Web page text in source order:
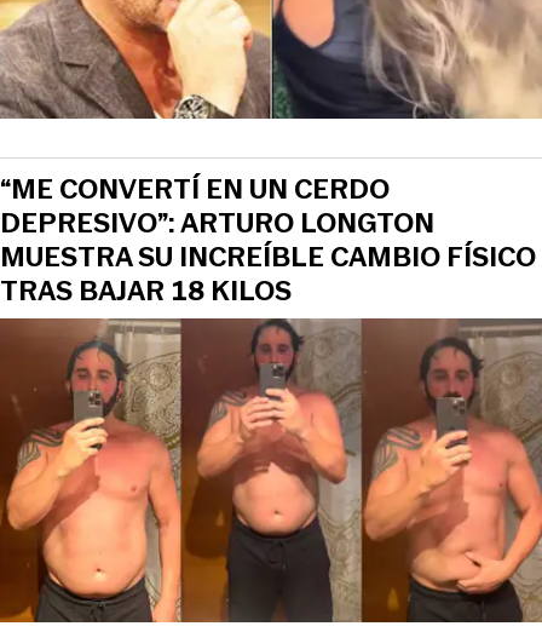
“ME CONVERTÍ EN UN CERDO
DEPRESIVO”: ARTURO LONGTON
MUESTRA SU INCREÍBLE CAMBIO FÍSICO
TRAS BAJAR 18 KILOS